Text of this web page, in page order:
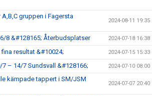
gruppen i Fagersta
2024-08-11 19:35
8 &#128165; Återbudsplatser 2024-07-18 16:38
resultat &#10024; 2024-07-15 15:33
7 – 14/7 Sundsvall &#128166; 2024-07-10 08:00
kämpade tappert i SM/JSM
2024-07-07 20:40